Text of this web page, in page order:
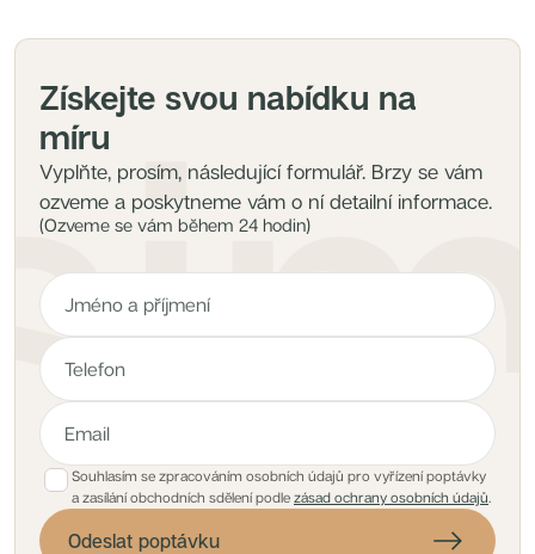
Získejte svou nabídku na
míru
Vyplňte, prosím, následující formulář. Brzy se vám
ozveme a poskytneme vám o ní detailní informace.
(Ozveme se vám během 24 hodin)
Souhlasím se zpracováním osobních údajů pro vyřízení poptávky
a zasílání obchodních sdělení podle zásad ochrany osobních údajů.
Odeslat poptávku